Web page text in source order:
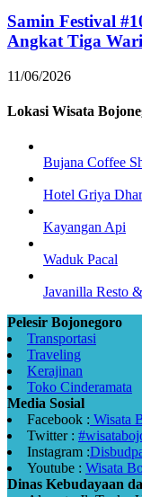
Samin Festival
Angkat Tiga
11/06/2026
Lokasi Wisata
Bujana Coffee
Hotel Griya
Kayangan Api
Waduk Pacal
Javanilla Resto
Pelesir Bojonegoro
Transportasi
Traveling
Kerajinan
Toko Cinderamata
Media Sosial
Facebook : Wisata
Twitter :
Instagram :
Youtube : Wisata
Dinas Kebudayaan